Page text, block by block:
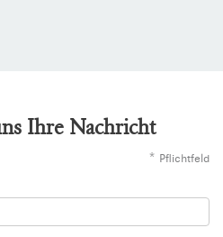
Ihre Nachricht
* Pflichtfeld